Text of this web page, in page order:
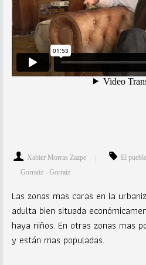
Xabier Morras Zazpe El
Gorraitz - Gorraiz
Las zonas mas caras en la
adulta bien situada
haya niños. En otras zonas mas
y están mas populadas.